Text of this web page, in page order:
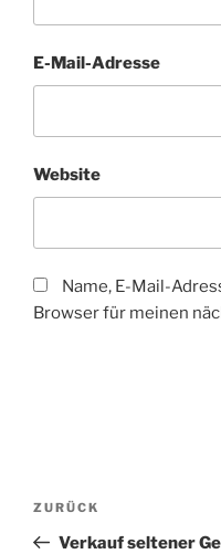
E-Mail-Adresse
Website
Name, E-Mail-
Browser für meinen
Beitragsnavigation
Vorheriger
Beitrag
ZURÜCK
Verkauf seltener